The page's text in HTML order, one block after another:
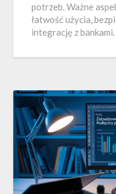
potrzeb. Ważne
łatwość użycia,
integrację z